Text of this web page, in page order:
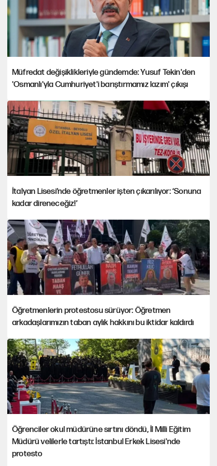
Müfredat değişiklikleriyle gündemde: Yusuf Tekin'den
'Osmanlı'yla Cumhuriyet'i barıştırmamız lazım' çıkışı
İtalyan Lisesi’nde öğretmenler işten çıkarılıyor: ‘Sonuna
kadar direneceğiz!’
Öğretmenlerin protestosu sürüyor: Öğretmen
arkadaşlarımızın taban aylık hakkını bu iktidar kaldırdı
Öğrenciler okul müdürüne sırtını döndü, İl Milli Eğitim
Müdürü velilerle tartıştı: İstanbul Erkek Lisesi'nde
protesto